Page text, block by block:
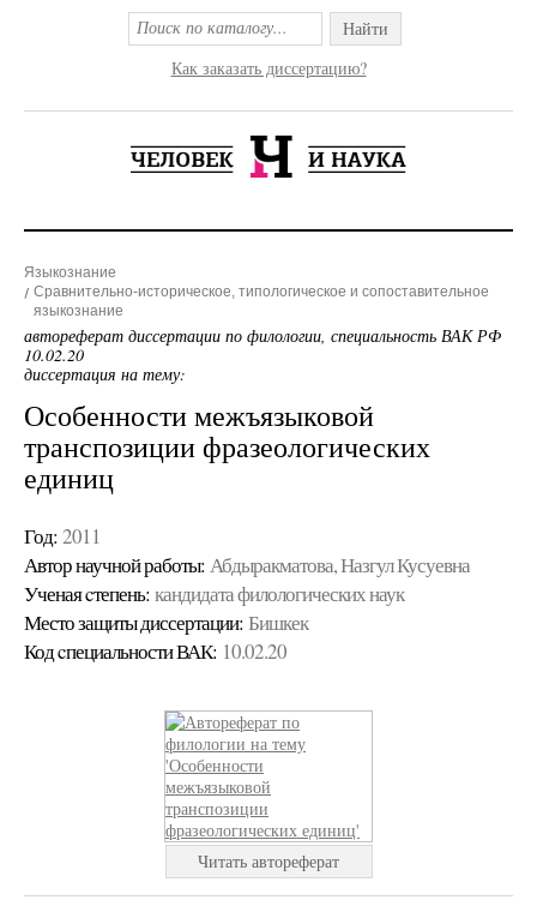
Найти
Как заказать диссертацию?
Языкознание
Сравнительно-историческое, типологическое и сопоставительное
языкознание
автореферат диссертации по филологии, специальность ВАК РФ
10.02.20
диссертация на тему:
Особенности межъязыковой
транспозиции фразеологических
единиц
Год: 2011
Автор научной работы: Абдыракматова, Назгул Кусуевна
Ученая cтепень: кандидата филологических наук
Место защиты диссертации: Бишкек
Код cпециальности ВАК: 10.02.20
Читать автореферат